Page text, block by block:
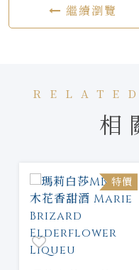
繼續瀏覽
相
特價